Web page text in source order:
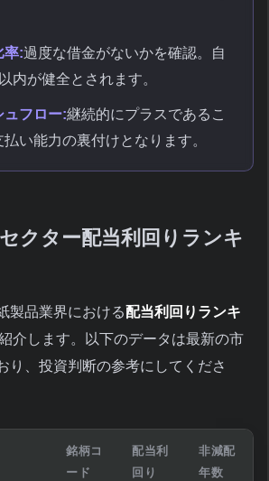
率:過度な借金がないかを確認。自
内が健全とされます。
ュフロー:継続的にプラスであるこ
い能力の裏付けとなります。
クター配当利回りランキ
製品業界における配当利回りランキ
介します。以下のデータは最新の市
り、投資判断の参考にしてくださ
銘柄コ
ード
配当利
回り
非減配
年数